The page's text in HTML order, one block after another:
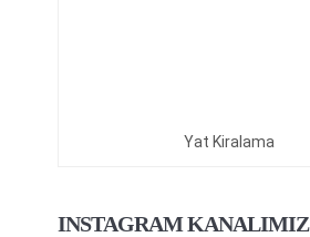
Yat Kiralama
INSTAGRAM KANALIMIZ